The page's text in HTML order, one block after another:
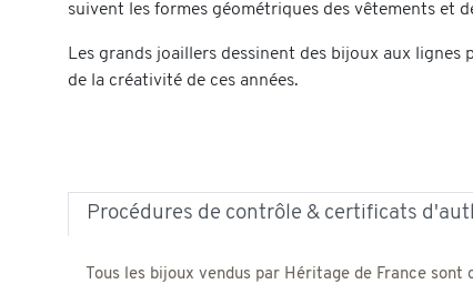
suivent les formes géométriques des vêtements et
Les grands joaillers dessinent des bijoux aux lignes
de la créativité de ces années.
Procédures de contrôle & certificats
Tous les bijoux vendus par Héritage de France sont